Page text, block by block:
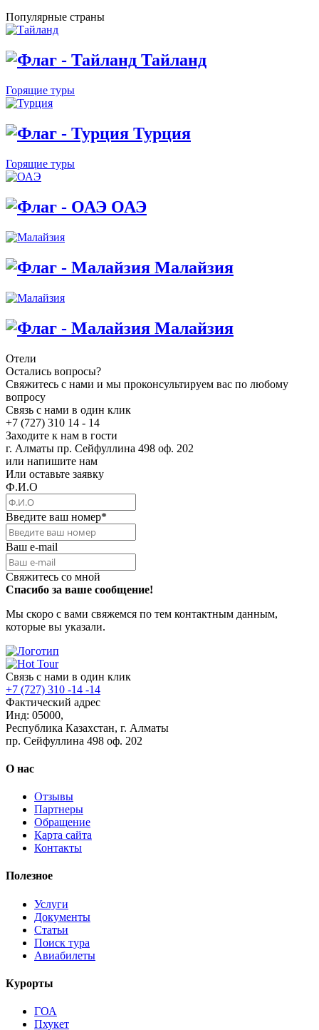
Популярные страны
Тайланд
Горящие туры
Турция
Горящие туры
ОАЭ
Малайзия
Малайзия
Отели
Остались вопросы?
Свяжитесь с нами и мы проконсультируем вас по любому
вопросу
Связь с нами в один клик
+7 (727) 310 14 - 14
Заходите к нам в гости
г. Алматы пр. Сейфуллина 498 оф. 202
или напишите нам
Или оставьте заявку
Ф.И.О
Введите ваш номер*
Ваш e-mail
Свяжитесь со мной
Спасибо за ваше сообщение!
Мы скоро с вами свяжемся по тем контактным данным,
которые вы указали.
Связь с нами в один клик
+7 (727) 310 -14 -14
Фактический адрес
Инд: 05000,
Республика Казахстан, г. Алматы
пр. Сейфуллина 498 оф. 202
О нас
Отзывы
Партнеры
Обращение
Карта сайта
Контакты
Полезное
Услуги
Документы
Статьи
Поиск тура
Авиабилеты
Курорты
ГОА
Пхукет